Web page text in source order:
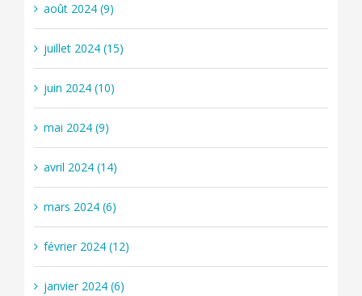
août 2024 (9)
juillet 2024 (15)
juin 2024 (10)
mai 2024 (9)
avril 2024 (14)
mars 2024 (6)
février 2024 (12)
janvier 2024 (6)